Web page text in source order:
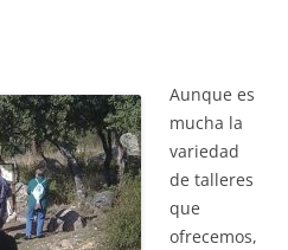
Aunque es
mucha la
variedad
de talleres
que
ofrecemos,